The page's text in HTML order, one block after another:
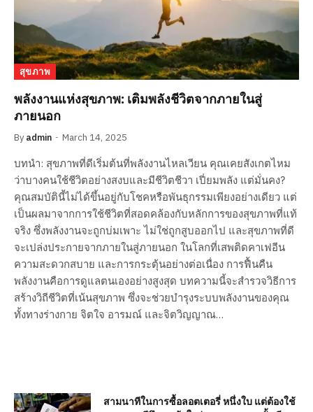
สุขภาพ
พลังงานแห่งสุขภาพ: เติมพลังชีวิตจากภายในสู่
ภายนอก
By admin March 14, 2025
บทนำ: สุขภาพที่ดีเริ่มต้นที่พลังงานไหลเวียน คุณเคยสังเกตไหม
ว่าบางคนใช้ชีวิตอย่างสงบและมีชีวิตชีวา เปี่ยมพลัง แต่มั่นคง?
คุณสมบัตินี้ไม่ได้ขึ้นอยู่กับโชคหรือพันธุกรรมเพียงอย่างเดียว แต่
เป็นผลมาจากการใช้ชีวิตที่สอดคล้องกับหลักการของสุขภาพที่แท้
จริง ซึ่งพลังงานจะถูกบ่มเพาะ ไม่ใช่ถูกสูบออกไป และสุขภาพที่ดี
จะเปล่งประกายจากภายในสู่ภายนอก ในโลกที่เสพติดคาเฟอีน
ความสะดวกสบาย และการกระตุ้นอย่างต่อเนื่อง การฟื้นคืน
พลังงานคือการดูแลตนเองอย่างสูงสุด บทความนี้จะสำรวจวิธีการ
สร้างวิถีชีวิตที่เน้นสุขภาพ ซึ่งจะช่วยบำรุงระบบพลังงานของคุณ
ทั้งทางร่างกาย จิตใจ อารมณ์ และจิตวิญญาณ…
สามนาทีในการซื้อลอตเตอรี่ หนึ่งใบ แต่ต้องใช้